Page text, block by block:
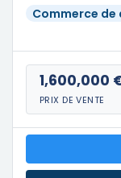
Commerce de
1,600,000
PRIX DE VENTE